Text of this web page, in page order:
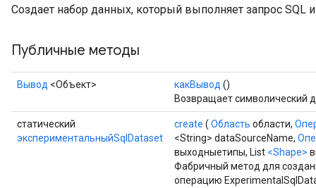
Создает набор данных, который выполняет запрос SQL
Публичные методы
Вывод <Объект> какВывод ()
Возвращает символический
статический
экспериментальныйSqlDataset
create ( Область области,
<String> dataSourceName,
выходныетипы, List <Shape>
Фабричный метод для
операцию